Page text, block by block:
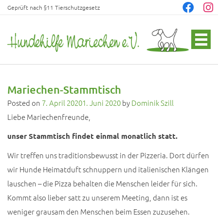
Geprüft nach §11 Tierschutzgesetz
Mariechen-Stammtisch
Posted on 7. April 20201. Juni 2020byDominik Szill
Liebe Mariechenfreunde,
unser Stammtisch findet einmal monatlich statt.
Wir treffen uns traditionsbewusst in der Pizzeria. Dort dürfen
wir Hunde Heimatduft schnuppern und italienischen Klängen
lauschen – die Pizza behalten die Menschen leider für sich.
Kommt also lieber satt zu unserem Meeting, dann ist es
weniger grausam den Menschen beim Essen zuzusehen.